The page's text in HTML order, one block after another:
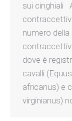
sui cinghiali
numero della
dove è
cavalli
africanus) e
virginianus)